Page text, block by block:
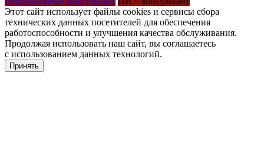
Этот сайт использует файлы cookies и сервисы сбора
технических данных посетителей для обеспечения
работоспособности и улучшения качества обслуживания.
Продолжая использовать наш сайт, вы соглашаетесь
с использованием данных технологий.
Принять